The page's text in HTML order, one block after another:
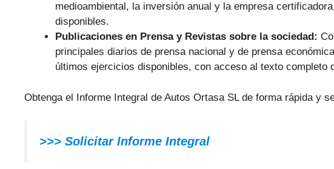
medioambiental, la inversión anual y la empresa
disponibles.
Publicaciones en Prensa y Revistas sobre la sociedad:
principales diarios de prensa nacional y de prensa
últimos ejercicios disponibles, con acceso al texto completo
Obtenga el Informe Integral de Autos Ortasa SL de forma rápida y
>>> Solicitar Informe Integral